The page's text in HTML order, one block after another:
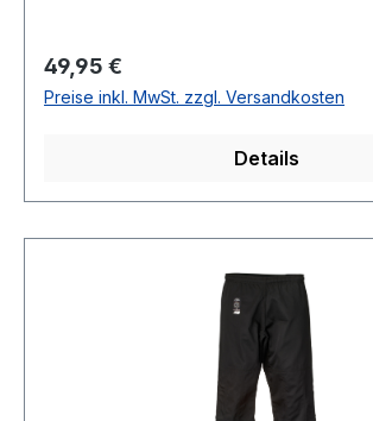
Regulärer Preis:
49,95 €
Preise inkl. MwSt. zzgl. Versandkosten
Details